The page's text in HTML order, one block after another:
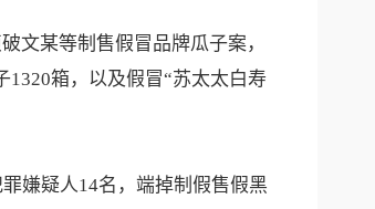
某等制售假冒品牌瓜子案，
箱，以及假冒“苏太太白寿
嫌疑人14名，端掉制假售假黑